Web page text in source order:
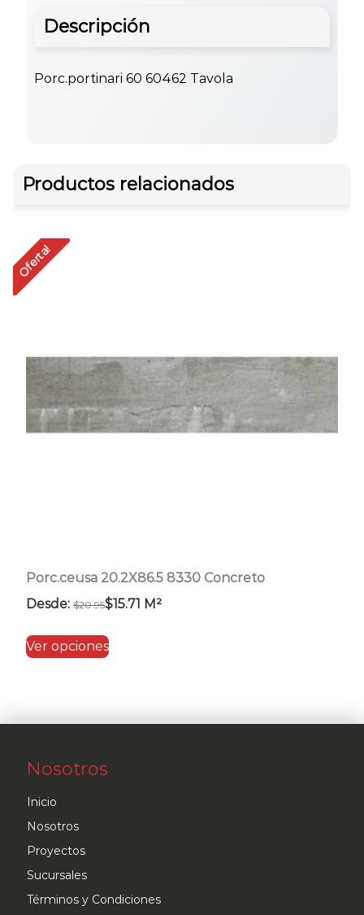
Descripción
Porc.portinari 60 60462 Tavola
Productos relacionados
Oferta!
Porc.ceusa 20.2X86.5 8330 Concreto
Desde: $20.95$15.71 M²
Ver opciones
variantes.
página
Nosotros
Inicio
Nosotros
Proyectos
Sucursales
Términos y Condiciones